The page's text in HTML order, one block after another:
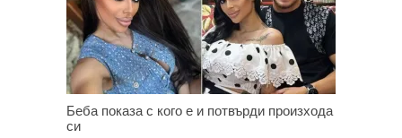
Беба показа с кого е и потвърди произхода
си